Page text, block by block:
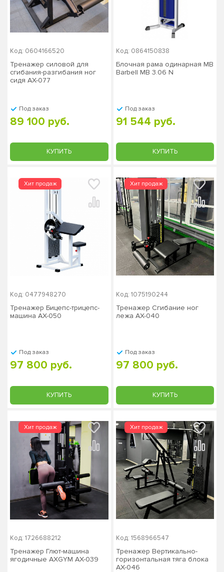
Код: 0604166520
Тренажер силовой для
сгибания-разгибания ног
сидя AX-077
Под заказ
89 100 руб.
КУПИТЬ
Код: 0864150838
Блочная рама одинарная MB
Barbell MB 3.06 N
Под заказ
91 544 руб.
КУПИТЬ
Код: 0477948270
Тренажер Бицепс-трицепс-
машина AX-050
Под заказ
97 800 руб.
КУПИТЬ
Код: 1075190244
Тренажер Сгибание ног
лежа AX-040
Под заказ
97 800 руб.
КУПИТЬ
Код: 1726688212
Тренажер Глют-машина
ягодичные AXGYM AX-039
Код: 1568966547
Тренажер Вертикально-
горизонтальная тяга блока
AX-046